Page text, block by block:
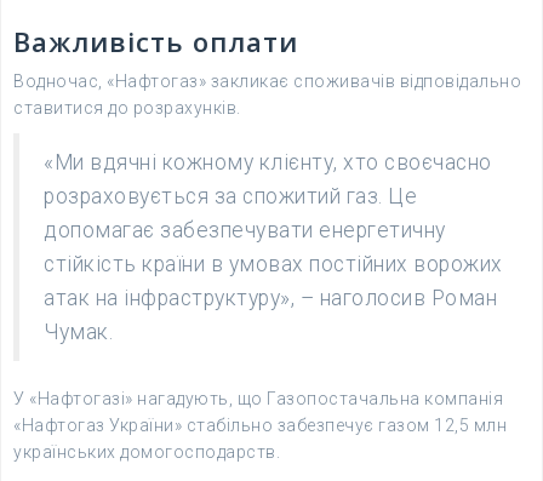
Важливість оплати
Водночас, «Нафтогаз» закликає споживачів відповідально
ставитися до розрахунків.
«Ми вдячні кожному клієнту, хто своєчасно
розраховується за спожитий газ. Це
допомагає забезпечувати енергетичну
стійкість країни в умовах постійних ворожих
атак на інфраструктуру», – наголосив Роман
Чумак.
У «Нафтогазі» нагадують, що Газопостачальна компанія
«Нафтогаз України» стабільно забезпечує газом 12,5 млн
українських домогосподарств.